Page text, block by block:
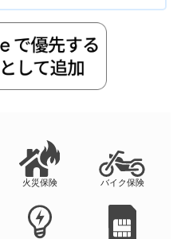
火災保険 バイク保険